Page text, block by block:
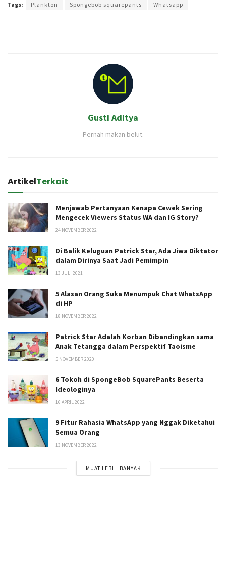
Tags: Plankton Spongebob squarepants Whatsapp
Gusti Aditya
Pernah makan belut.
ArtikelTerkait
Menjawab Pertanyaan Kenapa Cewek Sering
Mengecek Viewers Status WA dan IG Story?
24 NOVEMBER 2022
Di Balik Keluguan Patrick Star, Ada Jiwa Diktator
dalam Dirinya Saat Jadi Pemimpin
13 JULI 2021
5 Alasan Orang Suka Menumpuk Chat WhatsApp
di HP
18 NOVEMBER 2022
Patrick Star Adalah Korban Dibandingkan sama
Anak Tetangga dalam Perspektif Taoisme
5 NOVEMBER 2020
6 Tokoh di SpongeBob SquarePants Beserta
Ideologinya
16 APRIL 2022
9 Fitur Rahasia WhatsApp yang Nggak Diketahui
Semua Orang
13 NOVEMBER 2022
MUAT LEBIH BANYAK